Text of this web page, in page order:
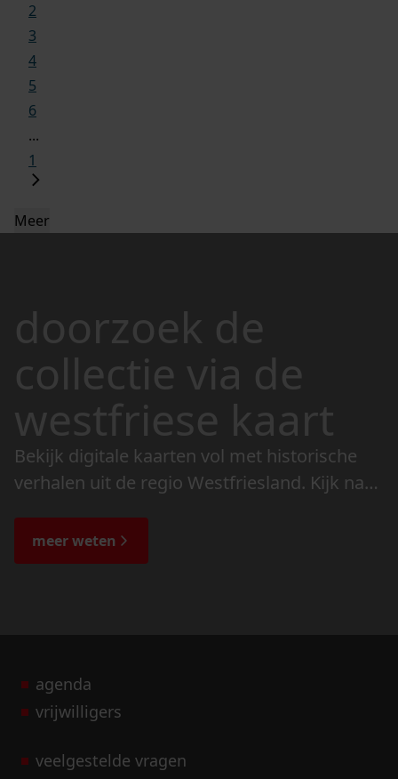
2
3
4
5
6
...
1
Meer
doorzoek de
collectie via de
westfriese kaart
Bekijk digitale kaarten vol met historische
verhalen uit de regio Westfriesland. Kijk naar
de bijzondere verhalen.
meer weten
agenda
vrijwilligers
veelgestelde vragen